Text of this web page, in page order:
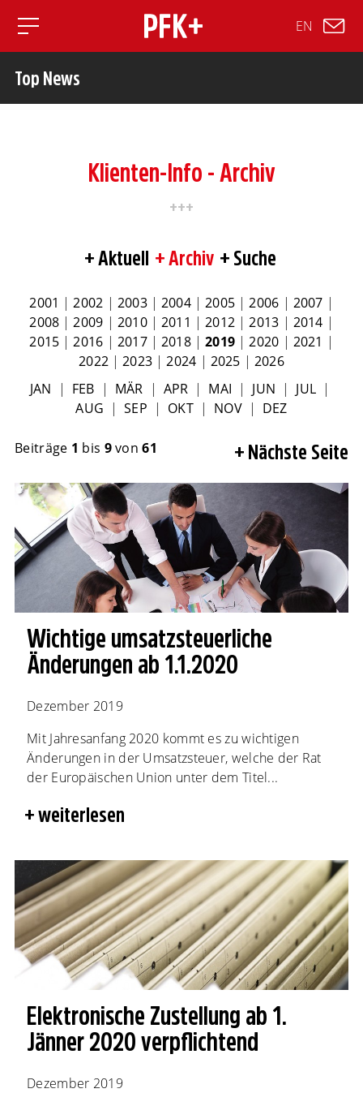
Toggle mobile navigation
EN
Top News
Klienten-Info - Archiv
Aktuell Archiv Suche
2001 |2002 | 2003| 2004 |2005 |2006 | 2007 |
2008 |2009 | 2010| 2011 |2012 |2013 | 2014 |
2015 |2016 | 2017| 2018 |2019 |2020 | 2021 |
2022 |2023 |2024 | 2025 | 2026
JAN | FEB | MÄR | APR | MAI | JUN | JUL |
AUG |SEP | OKT| NOV| DEZ
Beiträge 1 bis 9von61 Nächste Seite
Wichtige umsatzsteuerliche
Änderungen ab 1.1.2020
Dezember 2019
Mit Jahresanfang 2020 kommt es zu wichtigen
Änderungen in der Umsatzsteuer, welche der Rat
der Europäischen Union unter dem Titel...
weiterlesen
Elektronische Zustellung ab 1.
Jänner 2020 verpflichtend
Dezember 2019